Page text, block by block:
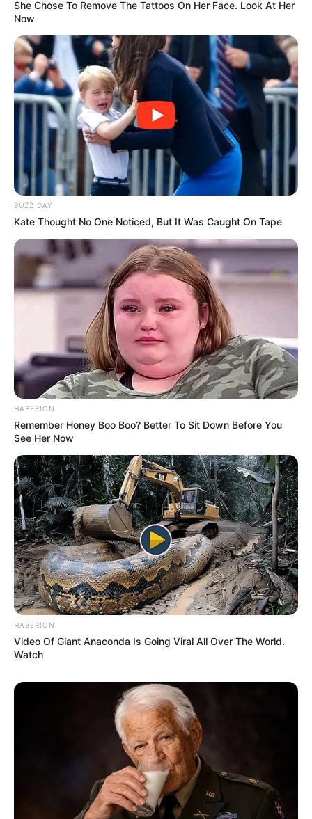
She Chose To Remove The Tattoos On Her Face. Look At Her
Now
BUZZ DAY
Kate Thought No One Noticed, But It Was Caught On Tape
HABERION
Remember Honey Boo Boo? Better To Sit Down Before You
See Her Now
HABERION
Video Of Giant Anaconda Is Going Viral All Over The World.
Watch